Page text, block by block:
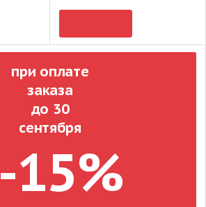
-15%
при оплате
заказа
до 30
сентября